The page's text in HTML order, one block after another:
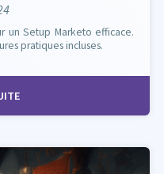
un Setup Marketo efficace.
pratiques incluses.